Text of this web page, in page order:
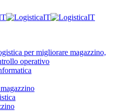
per migliorare magazzino,
operativo